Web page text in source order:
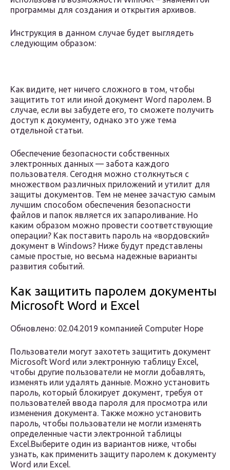
программы для создания и открытия архивов.
Инструкция в данном случае будет выглядеть
следующим образом:
Как видите, нет ничего сложного в том, чтобы
защитить тот или иной документ Word паролем. В
случае, если вы забудете его, то сможете получить
доступ к документу, однако это уже тема
отдельной статьи.
Обеспечение безопасности собственных
электронных данных — забота каждого
пользователя. Сегодня можно столкнуться с
множеством различных приложений и утилит для
защиты документов. Тем не менее зачастую самым
лучшим способом обеспечения безопасности
файлов и папок является их запароливание. Но
каким образом можно провести соответствующие
операции? Как поставить пароль на «вордовский»
документ в Windows? Ниже будут представлены
самые простые, но весьма надежные варианты
развития событий.
Как защитить паролем документы
Microsoft Word и Excel
Обновлено: 02.04.2019 компанией Computer Hope
Пользователи могут захотеть защитить документ
Microsoft Word или электронную таблицу Excel,
чтобы другие пользователи не могли добавлять,
изменять или удалять данные. Можно установить
пароль, который блокирует документ, требуя от
пользователей ввода пароля для просмотра или
изменения документа. Также можно установить
пароль, чтобы пользователи не могли изменять
определенные части электронной таблицы
Excel.Выберите один из вариантов ниже, чтобы
узнать, как применить защиту паролем к документу
Word или Excel.